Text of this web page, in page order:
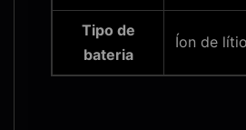
Tipo de
bateria
Íon de